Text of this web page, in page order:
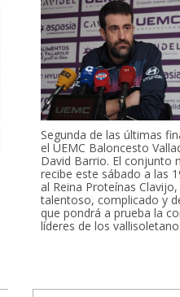
Segunda de las últimas
el UEMC Baloncesto
David Barrio. El conjunto
recibe este sábado a las
al Reina Proteínas
talentoso, complicado y
que pondrá a prueba la
líderes de los